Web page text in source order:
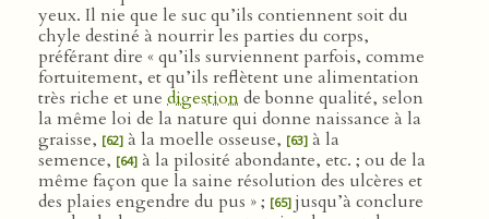
yeux. Il nie que le suc qu’ils contiennent soit du
chyle destiné à nourrir les parties du corps,
préférant dire « qu’ils surviennent parfois, comme
fortuitement, et qu’ils reflètent une alimentation
très riche et une digestionde bonne qualité, selon
la même loi de la nature qui donne naissance à la
graisse, [62] à la moelle osseuse, [63] à la
semence, [64] à la pilosité abondante, etc. ; ou de la
même façon que la saine résolution des ulcères et
des plaies engendre du pus » ; [65] jusqu’à conclure